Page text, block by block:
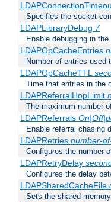
Specifies the socket
LDAPLibraryDebug 7
Enable debugging in
LDAPOpCacheEntries
Number of entries used
LDAPOpCacheTTL
Time that entries in the
LDAPReferralHopLimit
The maximum number
LDAPReferrals
Enable referral chasing
LDAPRetries number-
Configures the number
LDAPRetryDelay
Configures the delay
LDAPSharedCacheFile
Sets the shared